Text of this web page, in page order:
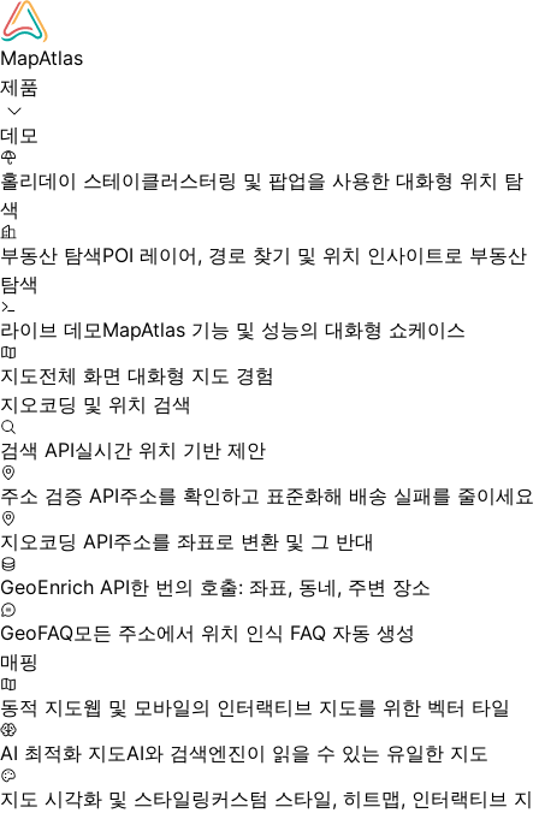
Skip to main content
MapAtlas
제품
데모
홀리데이 스테이클러스터링 및 팝업을 사용한 대화형 위치 탐
색
부동산 탐색POI 레이어, 경로 찾기 및 위치 인사이트로 부동산
탐색
라이브 데모MapAtlas 기능 및 성능의 대화형 쇼케이스
지도전체 화면 대화형 지도 경험
지오코딩 및 위치 검색
검색 API실시간 위치 기반 제안
주소 검증 API주소를 확인하고 표준화해 배송 실패를 줄이세요
지오코딩 API주소를 좌표로 변환 및 그 반대
GeoEnrich API한 번의 호출: 좌표, 동네, 주변 장소
GeoFAQ모든 주소에서 위치 인식 FAQ 자동 생성
매핑
동적 지도웹 및 모바일의 인터랙티브 지도를 위한 벡터 타일
AI 최적화 지도AI와 검색엔진이 읽을 수 있는 유일한 지도
지도 시각화 및 스타일링커스텀 스타일, 히트맵, 인터랙티브 지